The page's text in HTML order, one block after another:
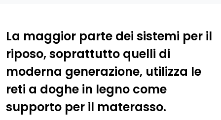
La maggior parte dei sistemi per il
riposo, soprattutto quelli di
moderna generazione, utilizza le
reti a doghe in legno come
supporto per il materasso.